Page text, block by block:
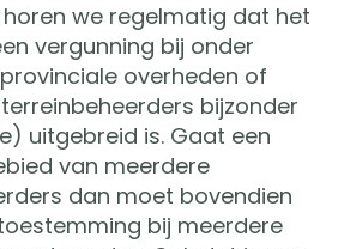
we regelmatig dat het
vergunning bij onder
overheden of
bijzonder
uitgebreid is. Gaat een
van meerdere
dan moet bovendien
bij meerdere